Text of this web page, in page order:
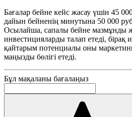
Бағалар бейне кейс жасау үшін 45
дайын бейненің минутына 50 000
Осылайша, сапалы бейне мазмұнды
инвестицияларды талап етеді, бірақ
қайтарым потенциалы оны
маңызды бөлігі етеді.
Бұл мақаланы бағалаңыз